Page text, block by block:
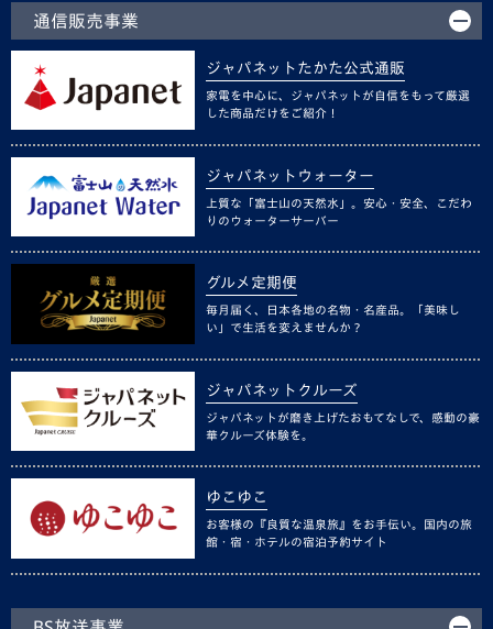
通信販売事業
ジャパネットたかた公式通販
家電を中心に、ジャパネットが自信をもって厳選
した商品だけをご紹介！
ジャパネットウォーター
上質な「富士山の天然水」。安心・安全、こだわ
りのウォーターサーバー
グルメ定期便
毎月届く、日本各地の名物・名産品。「美味し
い」で生活を変えませんか？
ジャパネットクルーズ
ジャパネットが磨き上げたおもてなしで、感動の豪
華クルーズ体験を。
ゆこゆこ
お客様の『良質な温泉旅』をお手伝い。国内の旅
館・宿・ホテルの宿泊予約サイト